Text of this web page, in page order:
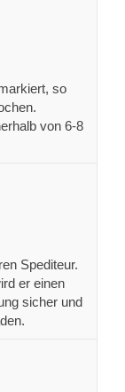
so
von 6-8
Spediteur.
er einen
sicher und